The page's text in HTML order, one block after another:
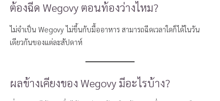
ต้องฉีด Wegovy ตอนท้องว่างไหม?
ไม่จำเป็น Wegovy ไม่ขึ้นกับมื้ออาหาร สามารถฉีดเวลาใดก็ได้ในวัน
เดียวกันของแต่ละสัปดาห์
ผลข้างเคียงของ Wegovy มีอะไรบ้าง?